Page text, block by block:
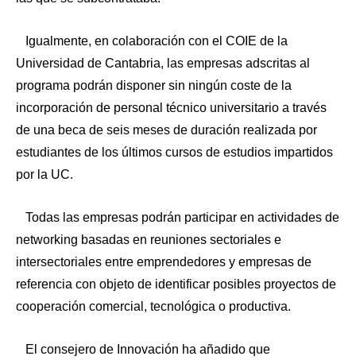
Igualmente, en colaboración con el COIE de la
Universidad de Cantabria, las empresas adscritas al
programa podrán disponer sin ningún coste de la
incorporación de personal técnico universitario a través
de una beca de seis meses de duración realizada por
estudiantes de los últimos cursos de estudios impartidos
por la UC.
Todas las empresas podrán participar en actividades de
networking basadas en reuniones sectoriales e
intersectoriales entre emprendedores y empresas de
referencia con objeto de identificar posibles proyectos de
cooperación comercial, tecnológica o productiva.
El consejero de Innovación ha añadido que